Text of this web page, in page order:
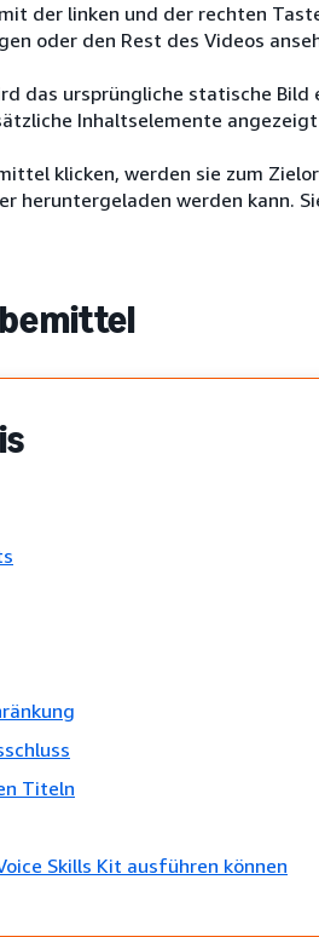
der linken und der rechten
oder den Rest des Videos
das ursprüngliche statische
Inhaltselemente
klicken, werden sie zum
heruntergeladen werden kann.
Titeln
Skills Kit ausführen können